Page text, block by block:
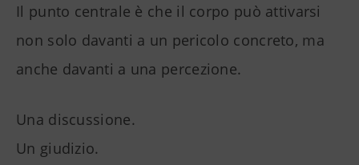
Il punto centrale è che il corpo può attivarsi
non solo davanti a un pericolo concreto, ma
anche davanti a una percezione.
Una discussione.
Un giudizio.